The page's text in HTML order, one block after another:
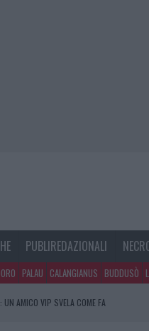
PUBLIREDAZIONALI
PALAU CALANGIANUS BUDDUSÒ
UN AMICO VIP SVELA COME FA